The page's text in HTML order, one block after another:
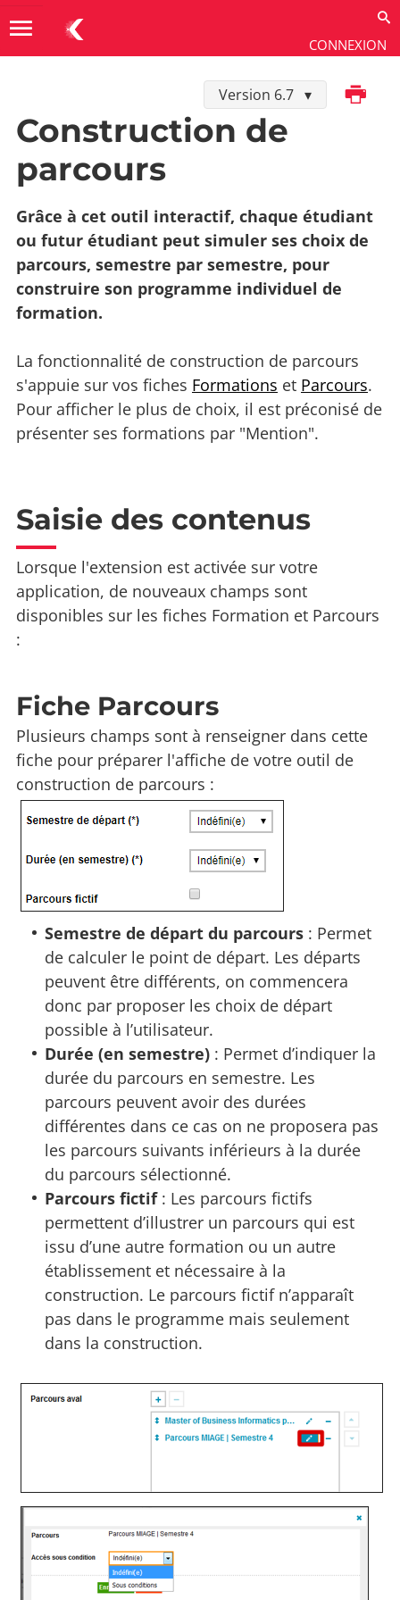
CONNEXION
menu
Version 6.7Imprimer
Construction de parcours
Construction de
parcours
Grâce à cet outil interactif, chaque étudiant
ou futur étudiant peut simuler ses choix de
parcours, semestre par semestre, pour
construire son programme individuel de
formation.
La fonctionnalité de construction de parcours
s'appuie sur vos fiches Formations et Parcours.
Pour afficher le plus de choix, il est préconisé de
présenter ses formations par "Mention".
Saisie des contenus
Lorsque l'extension est activée sur votre
application, de nouveaux champs sont
disponibles sur les fiches Formation et Parcours
:
Fiche Parcours
Plusieurs champs sont à renseigner dans cette
fiche pour préparer l'affiche de votre outil de
construction de parcours :
Semestre de départ du parcours : Permet
de calculer le point de départ. Les départs
peuvent être différents, on commencera
donc par proposer les choix de départ
possible à l’utilisateur.
Durée (en semestre) : Permet d’indiquer la
durée du parcours en semestre. Les
parcours peuvent avoir des durées
différentes dans ce cas on ne proposera pas
les parcours suivants inférieurs à la durée
du parcours sélectionné.
Parcours fictif: Les parcours fictifs
permettent d’illustrer un parcours qui est
issu d’une autre formation ou un autre
établissement et nécessaire à la
construction. Le parcours fictif n’apparaît
pas dans le programme mais seulement
dans la construction.